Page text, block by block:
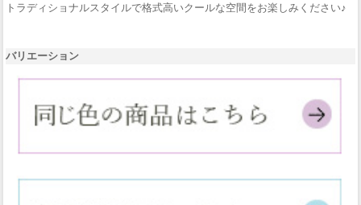
トラディショナルスタイルで格式高いクールな空間をお楽しみください♪
バリエーション